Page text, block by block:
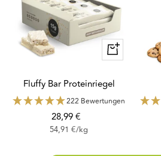
Schnellansicht
Fluffy Bar Proteinriegel
222 Bewertungen
Angebotspreis
28,99 €
54,91 €/kg